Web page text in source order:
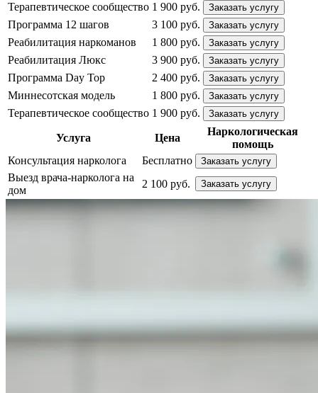
Терапевтическое сообщество 1 900 руб. Заказать услугу
Программа 12 шагов 3 100 руб. Заказать услугу
Реабилитация наркоманов 1 800 руб. Заказать услугу
Реабилитация Люкс 3 900 руб. Заказать услугу
Программа Day Top 2 400 руб. Заказать услугу
Миннесотская модель 1 800 руб. Заказать услугу
Терапевтическое сообщество 1 900 руб. Заказать услугу
Услуга Цена
Наркологическая
помощь
Консультация нарколога
Бесплатно Заказать услугу
Выезд врача-нарколога на
дом
2 100 руб. Заказать услугу